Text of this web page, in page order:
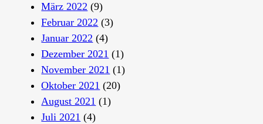
März 2022 (9)
Februar 2022 (3)
Januar 2022 (4)
Dezember 2021 (1)
November 2021 (1)
Oktober 2021 (20)
August 2021 (1)
Juli 2021 (4)